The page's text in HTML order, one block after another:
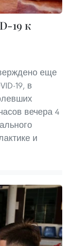
19 к
еще
19, в
вечера 4
и